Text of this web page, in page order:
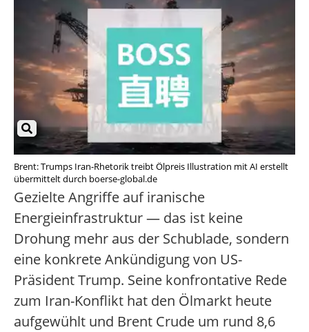
Brent: Trumps Iran-Rhetorik treibt Ölpreis Illustration mit AI erstellt
übermittelt durch boerse-global.de
Gezielte Angriffe auf iranische
Energieinfrastruktur — das ist keine
Drohung mehr aus der Schublade, sondern
eine konkrete Ankündigung von US-
Präsident Trump. Seine konfrontative Rede
zum Iran-Konflikt hat den Ölmarkt heute
aufgewühlt und Brent Crude um rund 8,6